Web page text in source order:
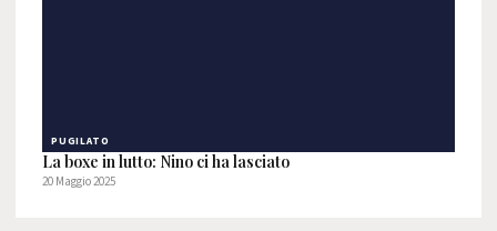
PUGILATO
La boxe in lutto: Nino ci ha lasciato
20 Maggio 2025